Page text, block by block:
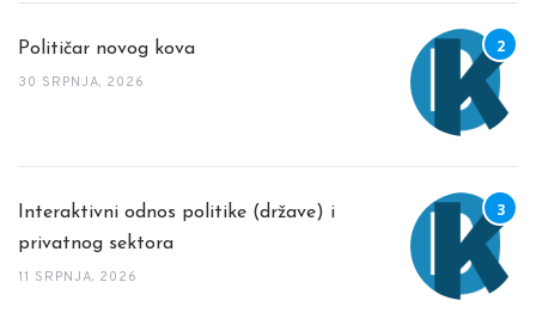
Političar novog kova
30 SRPNJA, 2026
Interaktivni odnos politike (države) i
privatnog sektora
11 SRPNJA, 2026